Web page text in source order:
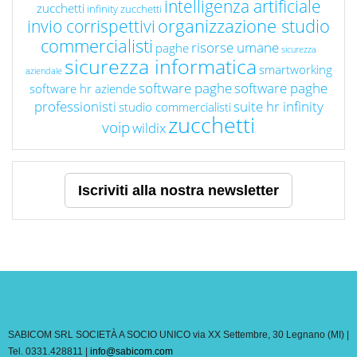
zucchetti infinity zucchetti intelligenza artificiale
invio corrispettivi organizzazione studio
commercialisti paghe risorse umane sicurezza
aziendale sicurezza informatica smartworking
software hr aziendesoftware paghesoftware paghe
professionisti studio commercialisti suite hr infinity
voipwildixzucchetti
Iscriviti alla nostra newsletter
SABICOM SRL SOCIETÀ A SOCIO UNICO via XX Settembre, 30 Legnano (MI) |
Tel. 0331.428811 | info@sabicom.com